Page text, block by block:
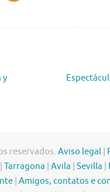
y
reservados. Aviso legal
Tarragona Avila Sevilla
Amigos, contatos e